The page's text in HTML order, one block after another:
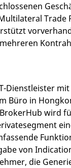
Trade
Dienstleister
Büro in
wird
von
die
es
die